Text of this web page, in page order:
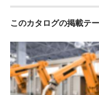
このカタログの掲載テ